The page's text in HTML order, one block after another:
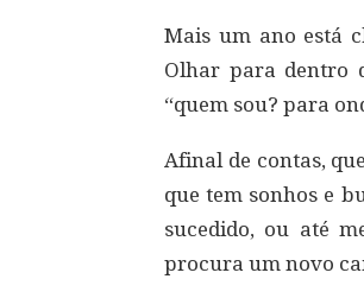
Mais um ano está
Olhar para dentro
“quem sou? para
Afinal de contas,
que tem sonhos e
sucedido, ou até
procura um novo